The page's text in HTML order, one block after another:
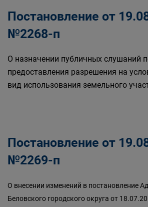
Постановление от
№2268-п
О назначении публичных слушаний
предоставления разрешения на
вид использования земельного
Постановление от
№2269-п
О внесении изменений в постановление
Беловского городского округа от